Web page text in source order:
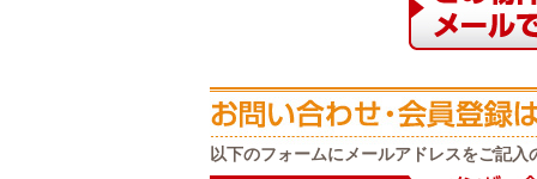
以下のフォームにメールアドレスをご記